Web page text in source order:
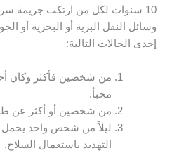
10 سنوات لكل من ارتكب جريمة
وسائل النقل البرية أو البحرية أو
إحدى الحالات التالية:
من شخصين فأكثر وكان
مخبأ.
من شخصين أو أكثر عن
ليلاً من شخص واحد يحمل
التهديد باستعمال السلاح.